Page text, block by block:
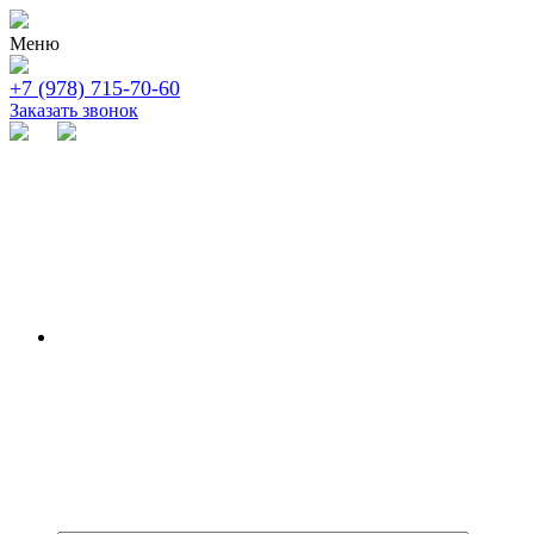
Меню
+7 (978) 715-70-60
Заказать звонок